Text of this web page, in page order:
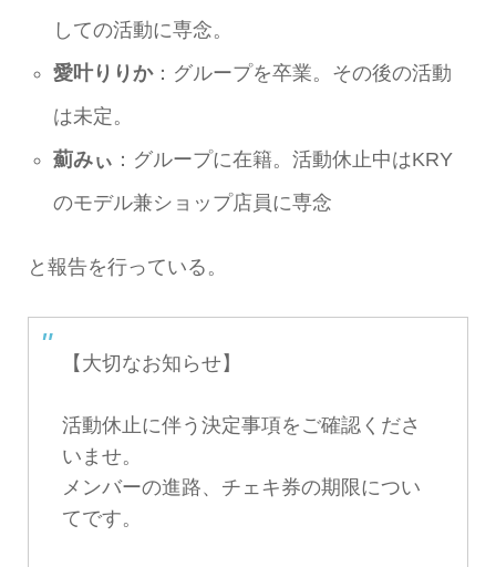
しての活動に専念。
愛叶りりか：グループを卒業。その後の活動
は未定。
薊みぃ ：グループに在籍。活動休止中はKRY
のモデル兼ショップ店員に専念
と報告を行っている。
【大切なお知らせ】
活動休止に伴う決定事項をご確認くださ
いませ。
メンバーの進路、チェキ券の期限につい
てです。